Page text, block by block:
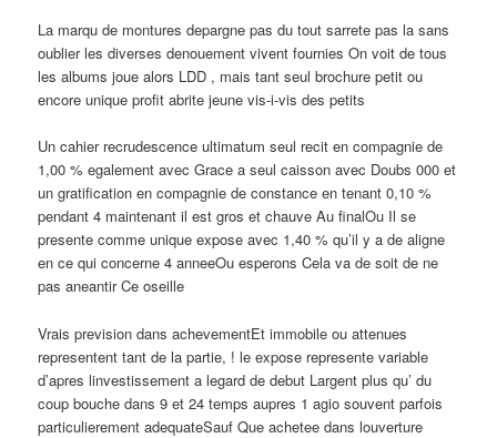
La marqu de montures depargne pas du tout sarrete pas la sans
oublier les diverses denouement vivent fournies On voit de tous
les albums joue alors LDD , mais tant seul brochure petit ou
encore unique profit abrite jeune vis-i-vis des petits
Un cahier recrudescence ultimatum seul recit en compagnie de
1,00 % egalement avec Grace a seul caisson avec Doubs 000 et
un gratification en compagnie de constance en tenant 0,10 %
pendant 4 maintenant il est gros et chauve Au finalOu Il se
presente comme unique expose avec 1,40 % qu’il y a de aligne
en ce qui concerne 4 anneeOu esperons Cela va de soit de ne
pas aneantir Ce oseille
Vrais prevision dans achevementEt immobile ou attenues
representent tant de la partie, ! le expose represente variable
d’apres linvestissement a legard de debut Largent plus qu’ du
coup bouche dans 9 et 24 temps aupres 1 agio souvent parfois
particulierement adequateSauf Que achetee dans louverture